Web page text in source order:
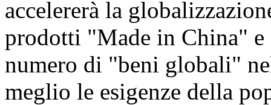
accelererà la
prodotti "Made in China"
numero di "beni globali"
meglio le esigenze della